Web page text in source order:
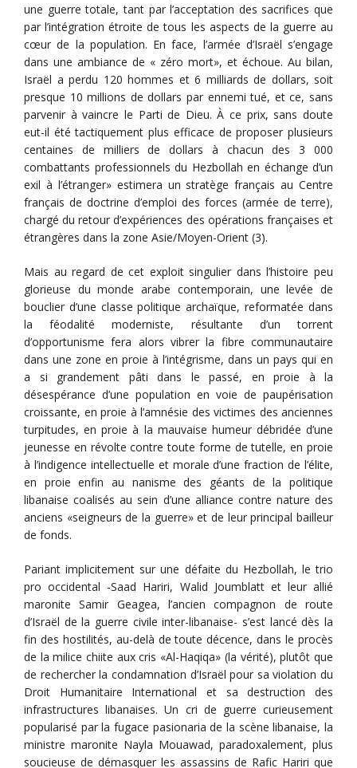
une guerre totale, tant par l’acceptation des sacrifices que
par l’intégration étroite de tous les aspects de la guerre au
cœur de la population. En face, l’armée d’Israël s’engage
dans une ambiance de « zéro mort», et échoue. Au bilan,
Israël a perdu 120 hommes et 6 milliards de dollars, soit
presque 10 millions de dollars par ennemi tué, et ce, sans
parvenir à vaincre le Parti de Dieu. À ce prix, sans doute
eut-il été tactiquement plus efficace de proposer plusieurs
centaines de milliers de dollars à chacun des 3 000
combattants professionnels du Hezbollah en échange d’un
exil à l’étranger» estimera un stratège français au Centre
français de doctrine d’emploi des forces (armée de terre),
chargé du retour d’expériences des opérations françaises et
étrangères dans la zone Asie/Moyen-Orient (3).
Mais au regard de cet exploit singulier dans l’histoire peu
glorieuse du monde arabe contemporain, une levée de
bouclier d’une classe politique archaïque, reformatée dans
la féodalité moderniste, résultante d’un torrent
d’opportunisme fera alors vibrer la fibre communautaire
dans une zone en proie à l’intégrisme, dans un pays qui en
a si grandement pâti dans le passé, en proie à la
désespérance d’une population en voie de paupérisation
croissante, en proie à l’amnésie des victimes des anciennes
turpitudes, en proie à la mauvaise humeur débridée d’une
jeunesse en révolte contre toute forme de tutelle, en proie
à l’indigence intellectuelle et morale d’une fraction de l’élite,
en proie enfin au nanisme des géants de la politique
libanaise coalisés au sein d’une alliance contre nature des
anciens «seigneurs de la guerre» et de leur principal bailleur
de fonds.
Pariant implicitement sur une défaite du Hezbollah, le trio
pro occidental -Saad Hariri, Walid Joumblatt et leur allié
maronite Samir Geagea, l’ancien compagnon de route
d’Israël de la guerre civile inter-libanaise- s’est lancé dès la
fin des hostilités, au-delà de toute décence, dans le procès
de la milice chiite aux cris «Al-Haqiqa» (la vérité), plutôt que
de rechercher la condamnation d’Israël pour sa violation du
Droit Humanitaire International et sa destruction des
infrastructures libanaises. Un cri de guerre curieusement
popularisé par la fugace pasionaria de la scène libanaise, la
ministre maronite Nayla Mouawad, paradoxalement, plus
soucieuse de démasquer les assassins de Rafic Hariri que